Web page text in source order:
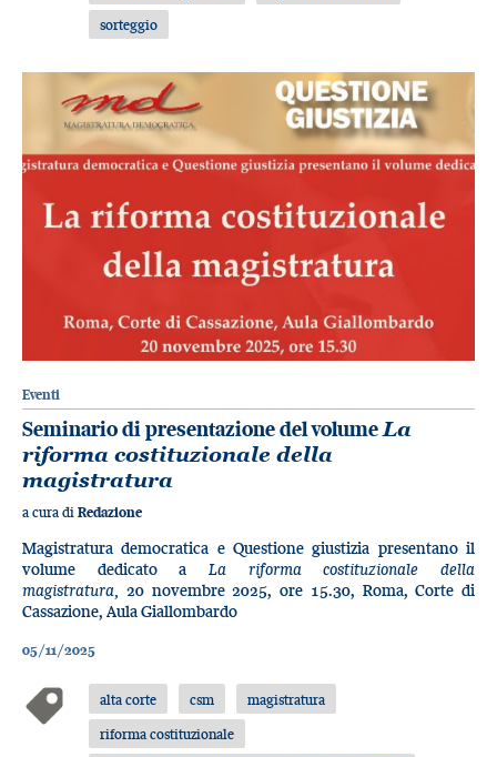
sorteggio
Eventi
Seminario di presentazione del volumeLa
riforma costituzionale della
magistratura
a cura di Redazione
Magistratura democratica e Questione giustizia presentano il
volume dedicato a La riforma costituzionale della
magistratura, 20 novembre 2025, ore 15.30, Roma, Corte di
Cassazione, Aula Giallombardo
05/11/2025
alta corte csm
magistratura
riforma costituzionale